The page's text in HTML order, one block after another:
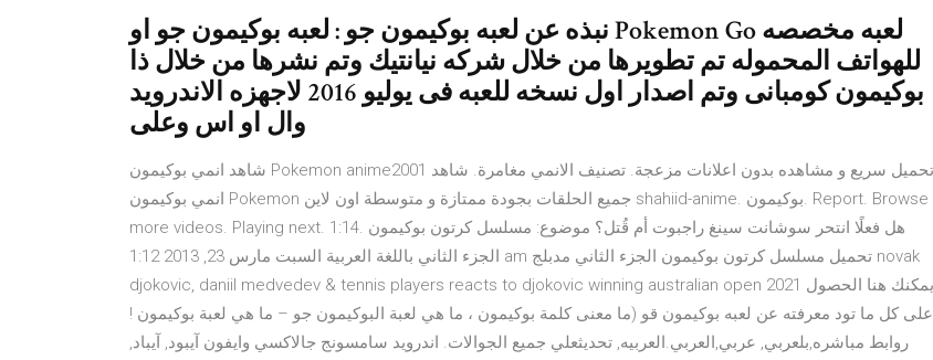
نبذه عن لعبه بوكيمون جو : لعبه بوكيمون جو او Pokemon Go لعبه مخصصه
للهواتف المحموله تم تطويرها من خلال شركه نيانتيك وتم نشرها من خلال ذا
بوكيمون كومبانى وتم اصدار اول نسخه للعبه فى يوليو 2016 لاجهزه الاندرويد
وال او اس وعلى
شاهد انمي بوكيمون Pokemon anime2001 تحميل سريع و مشاهده بدون اعلانات مزعجة. تصنيف الانمي مغامرة. شاهد
انمي بوكيمون Pokemon جميع الحلقات بجودة ممتازة و متوسطة اون لاين shahiid-anime. بوكيمون. Report. Browse
more videos. Playing next. 1:14. هل فعلًا انتحر سوشانت سينغ راجبوت أم قُتل؟ موضوع: مسلسل كرتون بوكيمون
الجزء الثاني باللغة العربية السبت مارس 23, 2013 1:12 am تحميل مسلسل كرتون بوكيمون الجزء الثاني مدبلج novak
djokovic, daniil medvedev & tennis players reacts to djokovic winning australian open 2021 يمكنك هنا الحصول
على كل ما تود معرفته عن لعبه بوكيمون قو (ما معنى كلمة بوكيمون ، ما هي لعبة البوكيمون جو – ما هي لعبة بوكيمون !
روابط مباشره,بلعربي, عربي,العربي.العربيه, تحديثعلي جميع الجوالات. اندرويد سامسونج جالاكسي وايفون آيبود, آيباد,